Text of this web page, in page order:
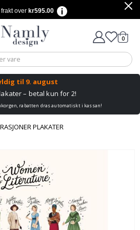
over kr595.00
Basert på 1030 stemmer 0varer
til 9. august
– betal kun for 2!
rabatten dras automatiskt i kassan!
PLAKATER